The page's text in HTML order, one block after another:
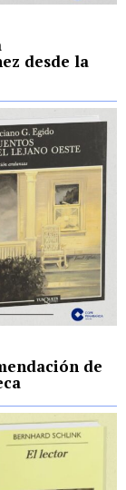
desde la
de